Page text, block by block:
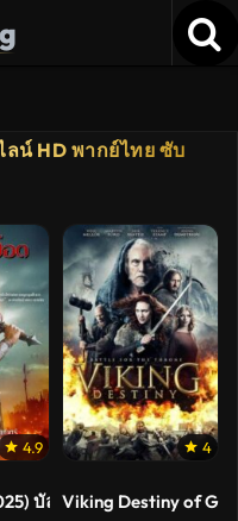
น์ HD พากย์ไทย ซับ
มแบท 2
4.9
บัลลังก์เลือด
4
Viking Destiny of